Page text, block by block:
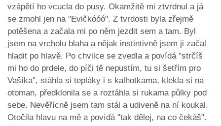
vzápětí ho vcucla do pusy. Okamžitě mi ztvrdnul a já
se zmohl jen na "Evičkóóó". Z tvrdosti byla zřejmě
potěšena a začala mi po něm jezdit sem a tam. Byl
jsem na vrcholu blaha a nějak instintivně jsem ji začal
hladit po hlavě. Po chvilce se zvedla a povídá "strčíš
mi ho do prdele, do píči tě nepustím, tu si šetřím pro
Vašíka", stáhla si tepláky i s kalhotkama, klekla si na
otoman, předklonila se a roztáhla si rukama půlky pod
sebe. Nevěřícně jsem tam stál a udiveně na ní koukal.
Otočila hlavu na mě a povídá "tak dělej, na co čekáš".